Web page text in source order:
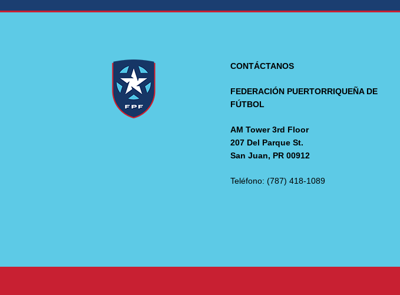
CONTÁCTANOS
FEDERACIÓN PUERTORRIQUEÑA DE
FÚTBOL
AM Tower 3rd Floor
207 Del Parque St.
San Juan, PR 00912
Teléfono: (787) 418-1089